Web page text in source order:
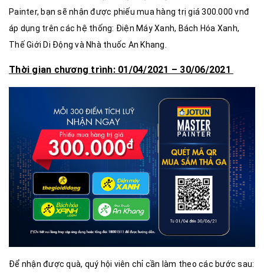
Painter, bạn sẽ nhận được phiếu mua hàng trị giá 300.000 vnđ
áp dụng trên các hệ thống: Điện Máy Xanh, Bách Hóa Xanh,
Thế Giới Di Động và Nhà thuốc An Khang.
Thời gian chương trình: 01/04/2021 – 30/06/2021 ​
Để nhận được quà, quý hội viên chỉ cần làm theo các bước sau: